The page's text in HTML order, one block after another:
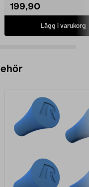
199,90
Lägg i varukorg